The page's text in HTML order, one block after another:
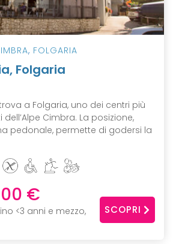
, FOLGARIA
Folgaria
trova a Folgaria, uno dei centri più
Cimbra. La posizione,
pedonale, permette di godersi la
€
<3 anni e mezzo,
SCOPRI